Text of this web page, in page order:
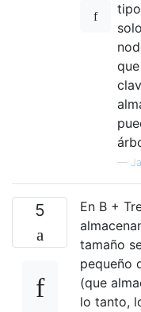
—
5
En B +
tamaño
pequeño
(que
lo tanto,